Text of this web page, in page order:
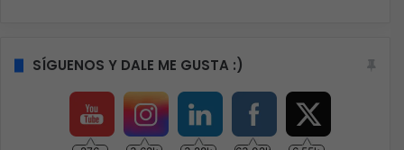
SÍGUENOS Y DALE ME GUSTA :)